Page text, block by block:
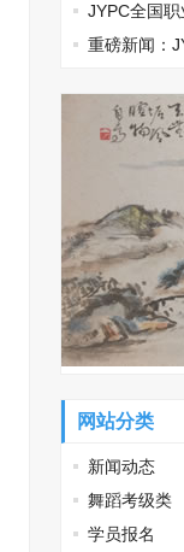
无奈选择
JYPC全国
资格认证的典
重磅新闻：
网站分类
新闻动态
舞蹈考级类
学员报名